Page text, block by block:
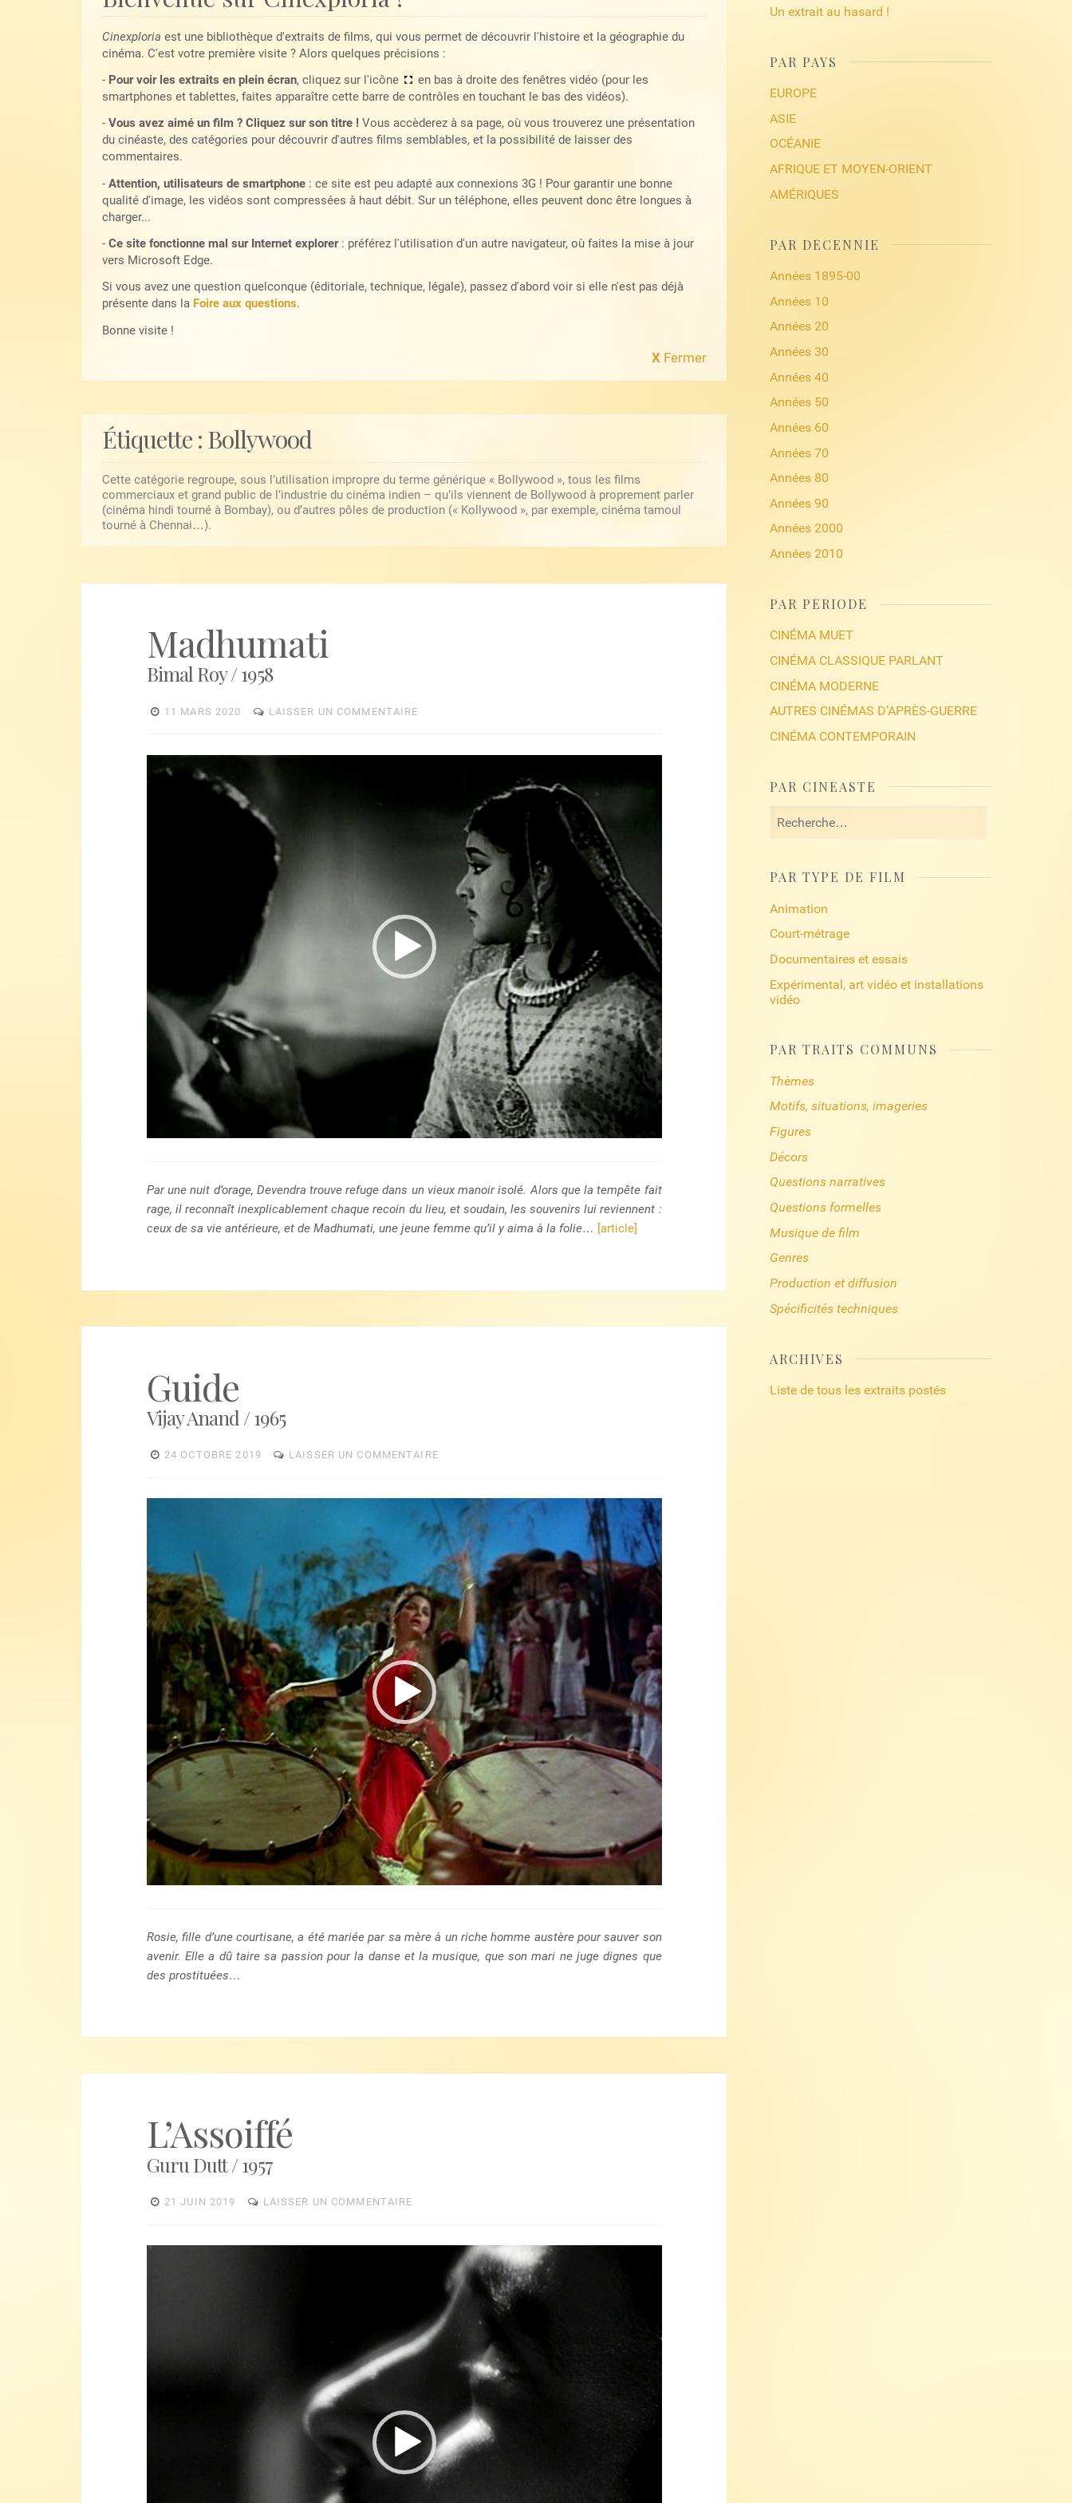
Cinexploria est une bibliothèque d'extraits de films, qui vous permet de découvrir l'histoire et la géographie du
cinéma. C'est votre première visite ? Alors quelques précisions :
- Pour voir les extraits en plein écran, cliquez sur l'icône
en bas à droite des fenêtres vidéo (pour les
smartphones et tablettes, faites apparaître cette barre de contrôles en touchant le bas des vidéos).
- Vous avez aimé un film ? Cliquez sur son titre !Vous accèderez à sa page, où vous trouverez une présentation
du cinéaste, des catégories pour découvrir d'autres films semblables, et la possibilité de laisser des
commentaires.
- Attention, utilisateurs de smartphone : ce site est peu adapté aux connexions 3G ! Pour garantir une bonne
qualité d'image, les vidéos sont compressées à haut débit. Sur un téléphone, elles peuvent donc être longues à
charger...
- Ce site fonctionne mal sur Internet explorer: préférez l'utilisation d'un autre navigateur, où faites la mise à jour
vers Microsoft Edge.
Si vous avez une question quelconque (éditoriale, technique, légale), passez d'abord voir si elle n'est pas déjà
présente dans la Foire aux questions.
Bonne visite !
XFermer
Étiquette : Bollywood
Cette catégorie regroupe, sous l’utilisation impropre du terme générique « Bollywood », tous les films
commerciaux et grand public de l’industrie du cinéma indien – qu’ils viennent de Bollywood à proprement parler
(cinéma hindi tourné à Bombay), ou d’autres pôles de production (« Kollywood », par exemple, cinéma tamoul
tourné à Chennai…).
Madhumati
Bimal Roy / 1958
11 MARS 2020 LAISSER UN COMMENTAIRE
Lecteur
Par une nuit d’orage, Devendra trouve refuge dans un vieux manoir isolé. Alors que la tempête fait
rage, il reconnaît inexplicablement chaque recoin du lieu, et soudain, les souvenirs lui reviennent :
ceux de sa vie antérieure, et de Madhumati, une jeune femme qu’il y aima à la folie… [article]
Guide
Vijay Anand / 1965
24 OCTOBRE 2019 LAISSER UN COMMENTAIRE
Rosie, fille d’une courtisane, a été mariée par sa mère à un riche homme austère pour sauver son
avenir. Elle a dû taire sa passion pour la danse et la musique, que son mari ne juge dignes que
des prostituées…
L’Assoiffé
Guru Dutt / 1957
21 JUIN 2019 LAISSER UN COMMENTAIRE
Un extrait au hasard !
PAR PAYS
EUROPE
ASIE
OCÉANIE
AFRIQUE ET MOYEN-ORIENT
AMÉRIQUES
PAR DÉCENNIE
Années 1895-00
Années 10
Années 20
Années 30
Années 40
Années 50
Années 60
Années 70
Années 80
Années 90
Années 2000
Années 2010
PAR PÉRIODE
CINÉMA MUET
CINÉMA CLASSIQUE PARLANT
CINÉMA MODERNE
AUTRES CINÉMAS D’APRÈS-GUERRE
CINÉMA CONTEMPORAIN
PAR CINÉASTE
PAR TYPE DE FILM
Animation
Court-métrage
Documentaires et essais
Expérimental, art vidéo et installations
vidéo
PAR TRAITS COMMUNS
Thèmes
Motifs, situations, imageries
Figures
Décors
Questions narratives
Questions formelles
Musique de film
Genres
Production et diffusion
Spécificités techniques
ARCHIVES
Liste de tous les extraits postés